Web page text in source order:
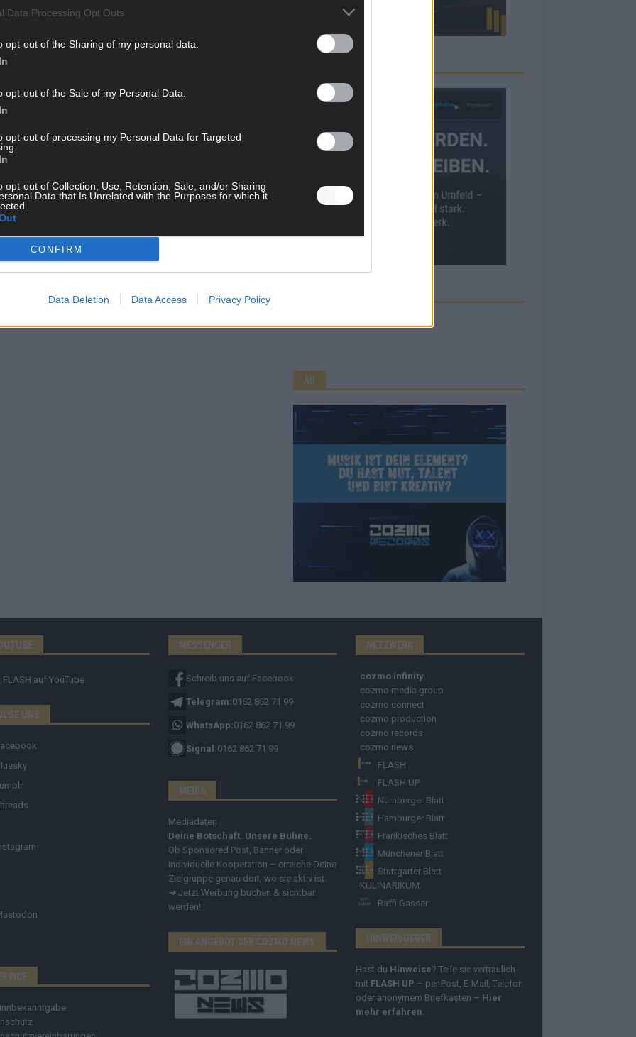
Data Processing Opt Outs
opt-out of the Sharing of my personal data.
opt-out of the Sale of my Personal Data.
opt-out of processing my Personal Data for Targeted
opt-out of Collection, Use, Retention, Sale, and/or Sharing
Data that Is Unrelated with the Purposes for which it
CONFIRM
Data Deletion Data Access Privacy Policy
EU-Energieminister einigen sich auf
westeuropäisches Stromnetz
Die für Energie zuständigen Ministerinnen und
Übereinstimmung“ bei den Mitgliedstaaten
AD
FLASH auf YouTube
UNS
MESSENGER
Schreib uns auf Facebook
Telegram:0162 862 71 99
WhatsApp:0162 862 71 99
Signal:0162 862 71 99
MEDIA
Mediadaten
Deine Botschaft. Unsere Bühne.
Ob Sponsored Post, Banner oder
individuelle Kooperation – erreiche Deine
Zielgruppe genau dort, wo sie aktiv ist.
➔ Jetzt Werbung buchen & sichtbar
werden!
EIN ANGEBOT DER COZMO NEWS
NETZWERK
cozmo infinity
cozmo media group
cozmo connect
cozmo production
cozmo records
cozmo news
FLASH
FLASH UP
Nürnberger Blatt
Hamburger Blatt
Fränkisches Blatt
Münchener Blatt
Stuttgarter Blatt
KULINARIKUM.
Raffi Gasser
HINWEISGEBER
Hast du Hinweise? Teile sie vertraulich
mit FLASH UP – per Post, E-Mail, Telefon
oder anonymem Briefkasten – Hier
mehr erfahren.